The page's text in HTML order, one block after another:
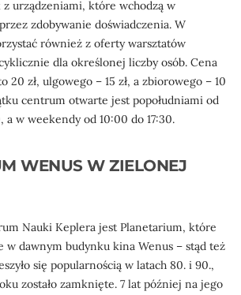
z urządzeniami, które wchodzą w
zdobywanie doświadczenia. W
również z oferty warsztatów
dla określonej liczby osób. Cena
zł, ulgowego – 15 zł, a zbiorowego – 10
centrum otwarte jest popołudniami od
a w weekendy od 10:00 do 17:30.
WENUS W ZIELONEJ
Nauki Keplera jest Planetarium, które
w dawnym budynku kina Wenus – stąd też
się popularnością w latach 80. i 90.,
zostało zamknięte. 7 lat później na jego